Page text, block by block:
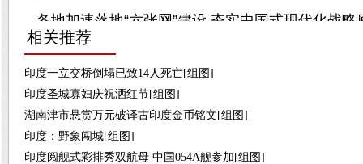
相关推荐
印度一立交桥倒塌已致14人死亡[组图]
印度圣城寡妇庆祝洒红节[组图]
湖南津市悬赏万元破译古印度金币铭文[组图]
印度：野象闯城[组图]
印度阅舰式彩排秀双航母 中国054A舰参加[组图]